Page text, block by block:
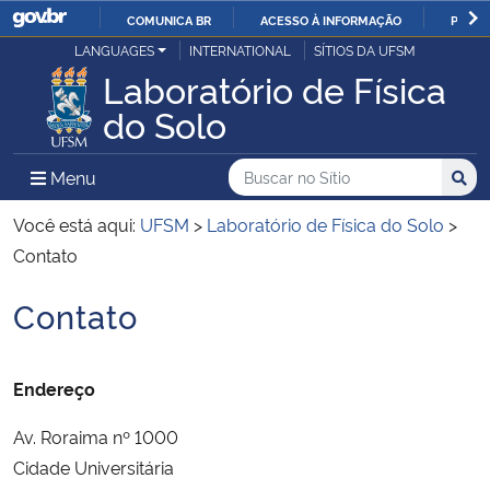
IR
PARA
COMUNICA BR ACESSO À INFORMAÇÃO
Ministério da Justiça e Segurança Pública
Ministério da Defesa
Ministério das Relações Exteriores
Ministério da Infraestrutura
Ministério da Agricultura, Pecuária e Abastecimento
Ministério da Educação
LANGUAGES INTERNATIONAL SÍTIOS DA UFSM
Laboratório de Física
do Solo
Menu Menu Principal do Sítio
Busca
Buscar no no Sítio
Busca:
Você está aqui: UFSM > Laboratório de Física do Solo >
Contato
Início do conteúdo
Contato
Endereço
Av. Roraima nº 1000
Cidade Universitária